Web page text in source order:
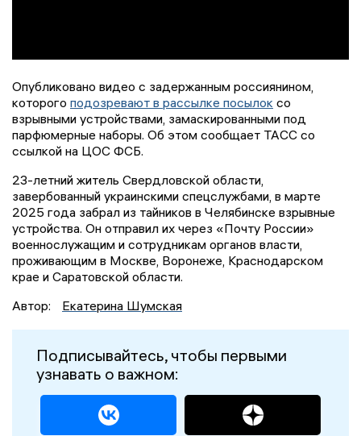
Опубликовано видео с задержанным россиянином,
которого подозревают в рассылке посылок со
взрывными устройствами, замаскированными под
парфюмерные наборы. Об этом сообщает ТАСС со
ссылкой на ЦОС ФСБ.
23-летний житель Свердловской области,
завербованный украинскими спецслужбами, в марте
2025 года забрал из тайников в Челябинске взрывные
устройства. Он отправил их через «Почту России»
военнослужащим и сотрудникам органов власти,
проживающим в Москве, Воронеже, Краснодарском
крае и Саратовской области.
Автор:
Екатерина Шумская
Подписывайтесь, чтобы первыми
узнавать о важном: